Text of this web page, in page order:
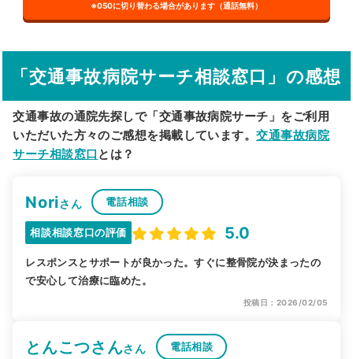
その他の検索方法
駅から探す 院名から探す
※050に切り替わる場合があります（通話無料）
「交通事故病院サーチ相談窓口」の感想
交通事故の通院先探しで「交通事故病院サーチ」をご利用
いただいた方々のご感想を掲載しています。交通事故病院
サーチ相談窓口 とは？
Noriさん 電話相談
相談相談窓口の評価 5.0
レスポンスとサポートが良かった。すぐに整骨院が決まったの
で安心して治療に臨めた。
投稿日：2026/02/05
とんこつさんさん 電話相談